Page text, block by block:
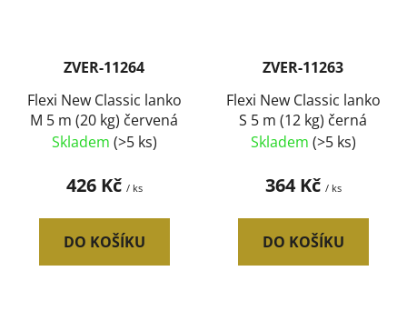
ZVER-11264
Flexi New Classic lanko
M 5 m (20 kg) červená
Skladem (>5 ks)
426 Kč / ks
DO KOŠÍKU
ZVER-11263
Flexi New Classic lanko
S 5 m (12 kg) černá
Skladem (>5 ks)
364 Kč / ks
DO KOŠÍKU